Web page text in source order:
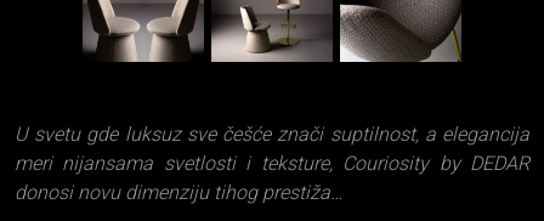
U svetu gde luksuz sve češće znači suptilnost, a elegancija
meri nijansama svetlosti i teksture, Couriosity by DEDAR
donosi novu dimenziju tihog prestiža…